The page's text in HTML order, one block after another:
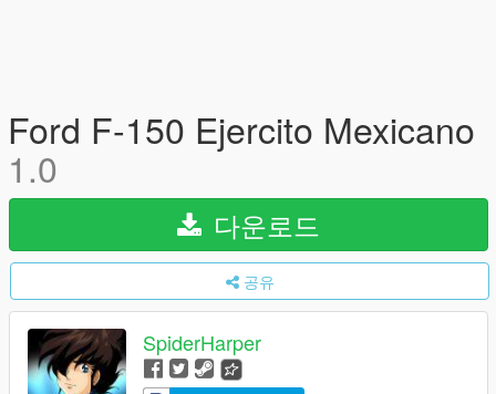
Ford F-150 Ejercito Mexicano
1.0
다운로드
공유
SpiderHarper